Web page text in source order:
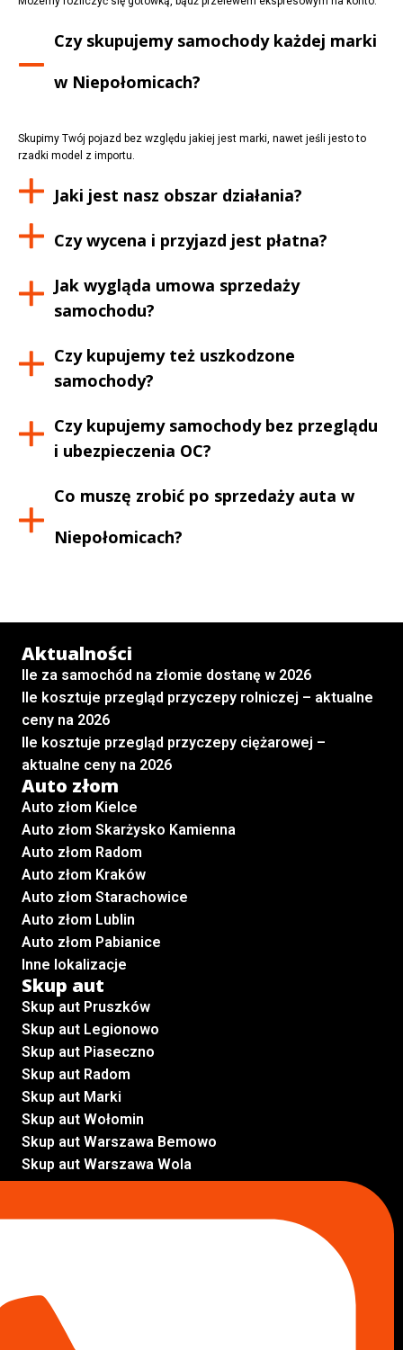
Czy skupujemy samochody każdej marki
w Niepołomicach?
Skupimy Twój pojazd bez względu jakiej jest marki, nawet jeśli jesto to
rzadki model z importu.
Jaki jest nasz obszar działania?
Czy wycena i przyjazd jest płatna?
Jak wygląda umowa sprzedaży
samochodu?
Czy kupujemy też uszkodzone
samochody?
Czy kupujemy samochody bez przeglądu
i ubezpieczenia OC?
Co muszę zrobić po sprzedaży auta w
Niepołomicach?
Aktualności
Ile za samochód na złomie dostanę w 2026
Ile kosztuje przegląd przyczepy rolniczej – aktualne
ceny na 2026
Ile kosztuje przegląd przyczepy ciężarowej –
aktualne ceny na 2026
Auto złom
Auto złom Kielce
Auto złom Skarżysko Kamienna
Auto złom Radom
Auto złom Kraków
Auto złom Starachowice
Auto złom Lublin
Auto złom Pabianice
Inne lokalizacje
Skup aut
Skup aut Pruszków
Skup aut Legionowo
Skup aut Piaseczno
Skup aut Radom
Skup aut Marki
Skup aut Wołomin
Skup aut Warszawa Bemowo
Skup aut Warszawa Wola
Lokalizacje
Komis samochodowy Radom
Komis samochodowy Płock
Komis samochodowy Opole